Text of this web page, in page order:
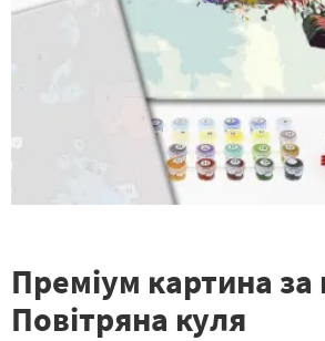
Преміум картина
Повітряна куля